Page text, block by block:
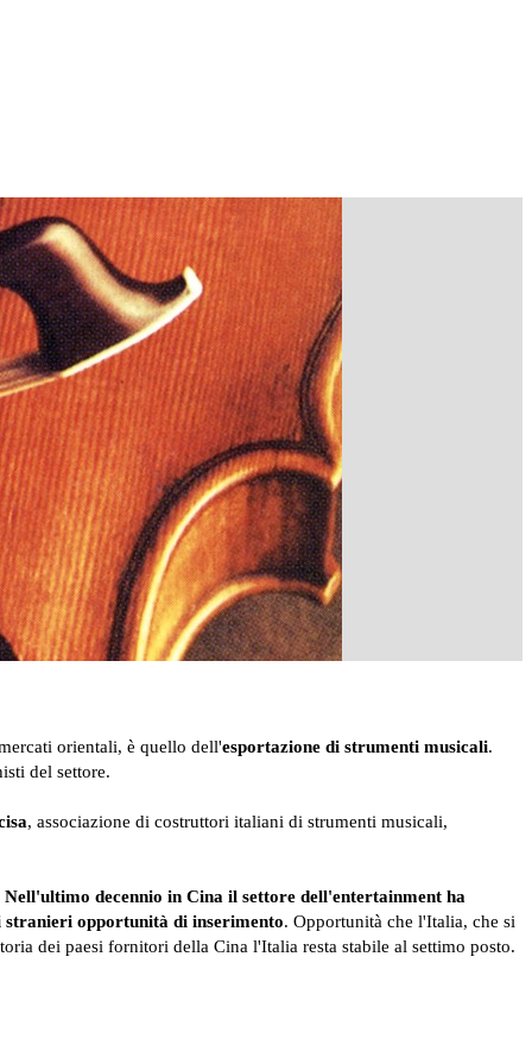
orientali, è quello dell'esportazione di strumenti musicali.
del settore.
, associazione di costruttori italiani di strumenti musicali,
Nell'ultimo decennio in Cina il settore dell'entertainment ha
opportunità di inserimento. Opportunità che l'Italia, che si
dei paesi fornitori della Cina l'Italia resta stabile al settimo posto.